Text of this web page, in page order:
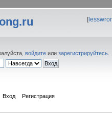
[
войдите или зарегистрируйтесь
Вход Регистрация